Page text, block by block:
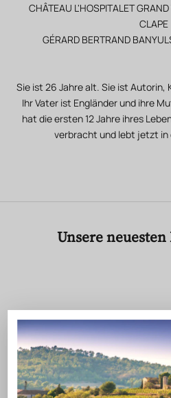
CHÂTEAU L'HOSPITALET
CLAPE
GÉRARD BERTRAND
Sie ist 26 Jahre alt. Sie ist Autorin,
Ihr Vater ist Engländer und ihre
hat die ersten 12 Jahre ihres
verbracht und lebt jetzt in
Unsere